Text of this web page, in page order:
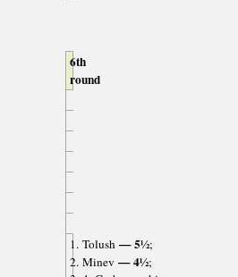
6th
round
1. Tolush— 5½;
2. Minev — 4½;